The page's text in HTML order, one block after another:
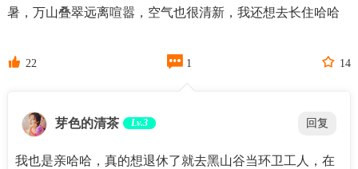
暑，万山叠翠远离喧嚣，空气也很清新，我还想去长住哈哈
 22  1  14
芽色的清茶 Lv.3 回复
我也是亲哈哈，真的想退休了就去黑山谷当环卫工人，在